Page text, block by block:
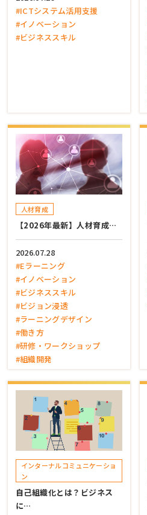
#ICTシステム活用支援
#イノベーション
#ビジネススキル
人材育成
【2026年最新】人材育成…
2026.07.28
#Eラーニング
#イノベーション
#ビジネススキル
#ビジョン浸透
#ラーニングデザイン
#働き方
#研修・ワークショップ
#組織開発
インターナルコミュニケーショ
ン
自己組織化とは？ビジネス
に…